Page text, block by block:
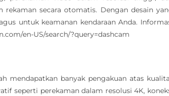
secara otomatis. Dengan desain
untuk keamanan kendaraan Anda.
en-US/search/?query=dashcam
mendapatkan banyak pengakuan atas
seperti perekaman dalam resolusi 4K,